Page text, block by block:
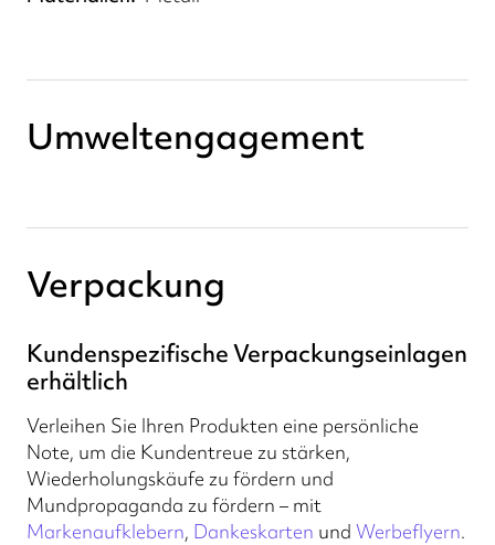
Umweltengagement
Verpackung
Kundenspezifische Verpackungseinlagen
erhältlich
Verleihen Sie Ihren Produkten eine persönliche
Note, um die Kundentreue zu stärken,
Wiederholungskäufe zu fördern und
Mundpropaganda zu fördern – mit
Markenaufklebern, Dankeskarten und Werbeflyern.